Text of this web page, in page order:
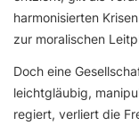
harmonisierten
zur moralischen
Doch eine
leichtgläubig,
regiert, verliert die